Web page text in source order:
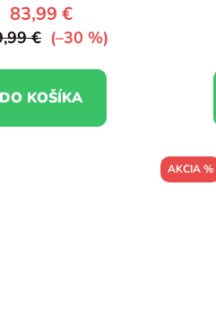
83,99 €
€ (–30 %)
DO KOŠÍKA
AKCIA %